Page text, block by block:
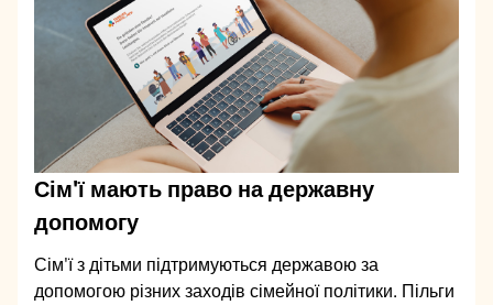
Сім'ї мають право на державну
допомогу
Сім'ї з дітьми підтримуються державою за
допомогою різних заходів сімейної політики. Пільги